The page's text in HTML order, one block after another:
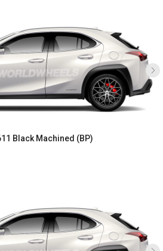
Black Machined (BP)